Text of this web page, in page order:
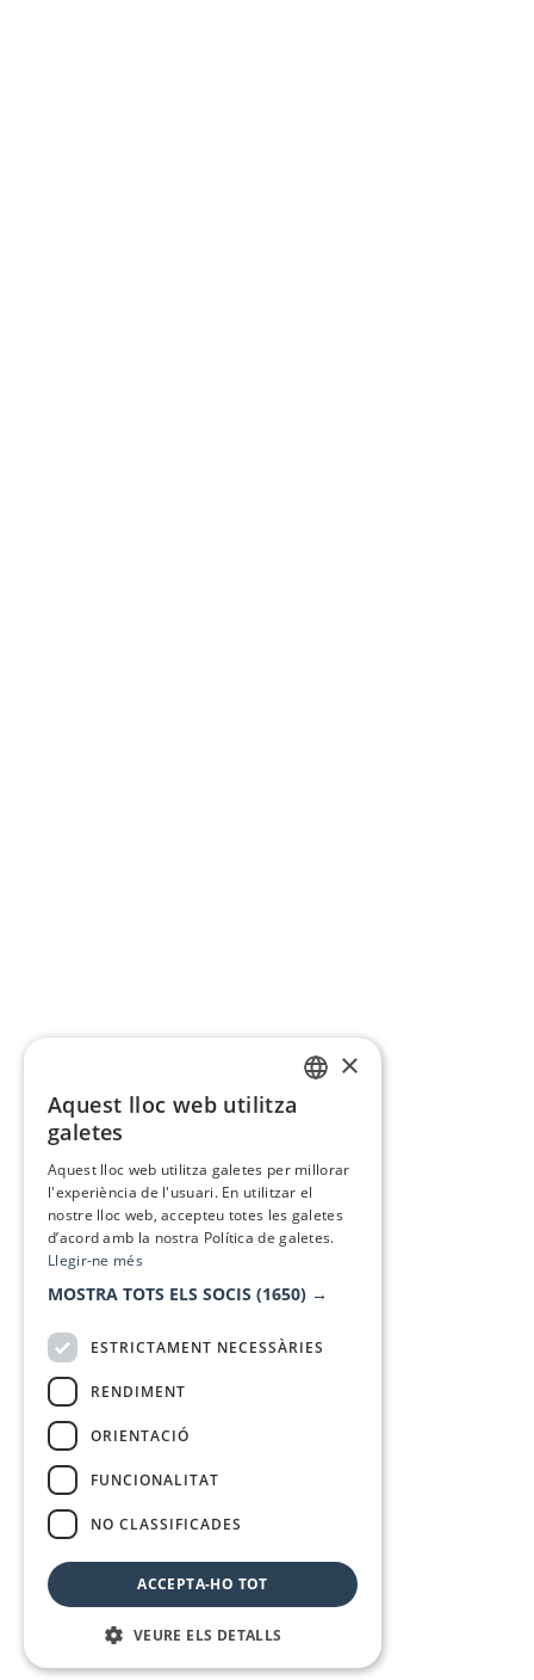
×
Aquest lloc web utilitza
galetes
Aquest lloc web utilitza galetes per millorar
l'experiència de l'usuari. En utilitzar el
nostre lloc web, accepteu totes les galetes
d’acord amb la nostra Política de galetes.
Llegir-ne més
MOSTRA TOTS ELS SOCIS (1650) →
ESTRICTAMENT NECESSÀRIES
RENDIMENT
ORIENTACIÓ
FUNCIONALITAT
NO CLASSIFICADES
ACCEPTA-HO TOT
VEURE ELS DETALLS